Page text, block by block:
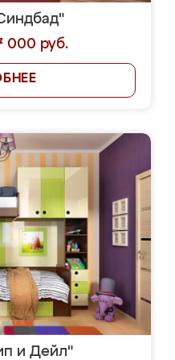
000 руб.
и Дейл"